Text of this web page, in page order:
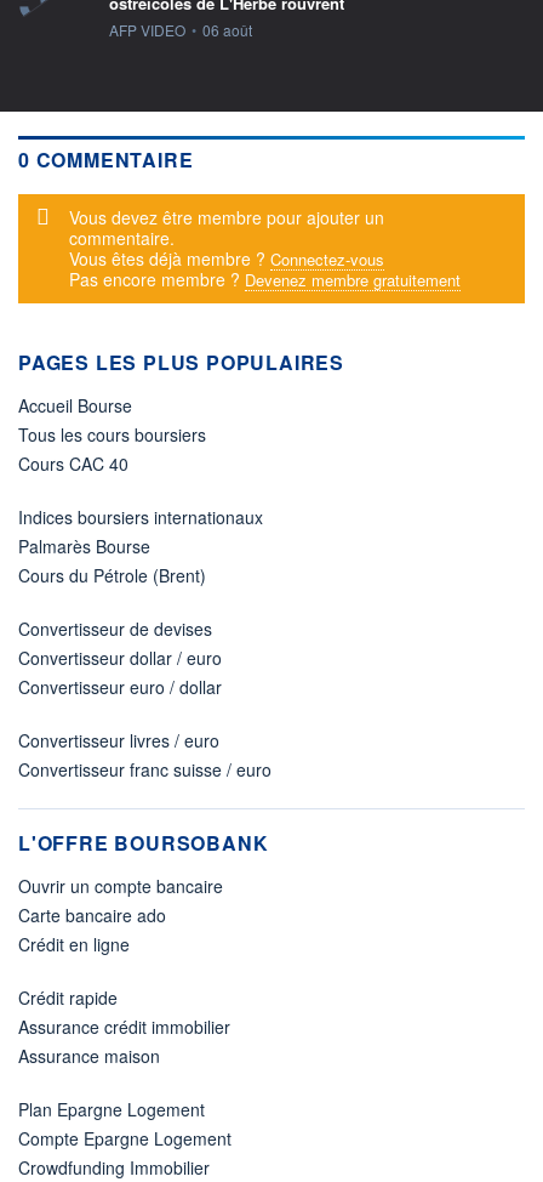
information fournie par
AFP VIDEO • 06 août
0 COMMENTAIRE
Message d'alerte
Vous devez être membre pour ajouter un
commentaire.
Vous êtes déjà membre ? Connectez-vous
Pas encore membre ? Devenez membre gratuitement
PAGES LES PLUS POPULAIRES
Accueil Bourse
Tous les cours boursiers
Cours CAC 40
Indices boursiers internationaux
Palmarès Bourse
Cours du Pétrole (Brent)
Convertisseur de devises
Convertisseur dollar / euro
Convertisseur euro / dollar
Convertisseur livres / euro
Convertisseur franc suisse / euro
L'OFFRE BOURSOBANK
Ouvrir un compte bancaire
Carte bancaire ado
Crédit en ligne
Crédit rapide
Assurance crédit immobilier
Assurance maison
Plan Epargne Logement
Compte Epargne Logement
Crowdfunding Immobilier